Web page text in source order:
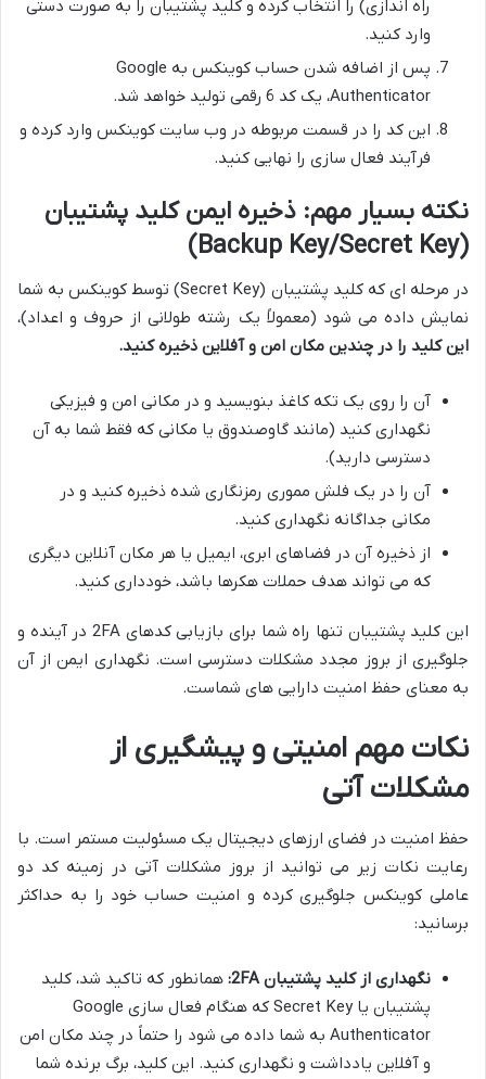
راه اندازی) را انتخاب کرده و کلید پشتیبان را به صورت دستی
وارد کنید.
پس از اضافه شدن حساب کوینکس به Google
Authenticator، یک کد 6 رقمی تولید خواهد شد.
این کد را در قسمت مربوطه در وب سایت کوینکس وارد کرده و
فرآیند فعال سازی را نهایی کنید.
نکته بسیار مهم: ذخیره ایمن کلید پشتیبان
(Backup Key/Secret Key)
در مرحله ای که کلید پشتیبان (Secret Key) توسط کوینکس به شما
نمایش داده می شود (معمولاً یک رشته طولانی از حروف و اعداد)،
این کلید را در چندین مکان امن و آفلاین ذخیره کنید.
آن را روی یک تکه کاغذ بنویسید و در مکانی امن و فیزیکی
نگهداری کنید (مانند گاوصندوق یا مکانی که فقط شما به آن
دسترسی دارید).
آن را در یک فلش مموری رمزنگاری شده ذخیره کنید و در
مکانی جداگانه نگهداری کنید.
از ذخیره آن در فضاهای ابری، ایمیل یا هر مکان آنلاین دیگری
که می تواند هدف حملات هکرها باشد، خودداری کنید.
این کلید پشتیبان تنها راه شما برای بازیابی کدهای 2FA در آینده و
جلوگیری از بروز مجدد مشکلات دسترسی است. نگهداری ایمن از آن
به معنای حفظ امنیت دارایی های شماست.
نکات مهم امنیتی و پیشگیری از
مشکلات آتی
حفظ امنیت در فضای ارزهای دیجیتال یک مسئولیت مستمر است. با
رعایت نکات زیر می توانید از بروز مشکلات آتی در زمینه کد دو
عاملی کوینکس جلوگیری کرده و امنیت حساب خود را به حداکثر
برسانید:
نگهداری از کلید پشتیبان 2FA:
همانطور که تاکید شد، کلید
پشتیبان یا Secret Key که هنگام فعال سازی Google
Authenticator به شما داده می شود را حتماً در چند مکان امن
و آفلاین یادداشت و نگهداری کنید. این کلید، برگ برنده شما